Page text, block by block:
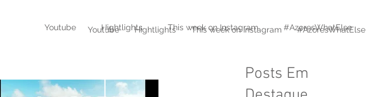
Youtube Hightlights This week on Instagram #AzoresWhatElse
Posts Em
Youtube Hightlights This week on Instagram #AzoresWhatElse